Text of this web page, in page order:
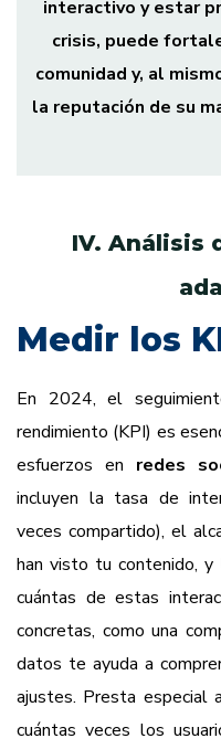
interactivo y estar
crisis, puede
comunidad y, al
la reputación de su
IV. Análisis
Medir los
En 2024, el
rendimiento (KPI) es
esfuerzos en redes
incluyen la tasa de
veces compartido), el
han visto tu contenido, y
cuántas de estas
concretas, como una
datos te ayuda a
ajustes. Presta especial
cuántas veces los